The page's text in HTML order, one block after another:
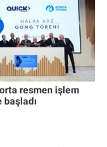
resmen işlem
başladı